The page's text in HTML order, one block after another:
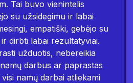
Tai buvo vienintelis
su užsidegimu ir labai
empatiški, gebėjo su
dirbti labai rezultatyviai.
užduotis, nebereikia
darbus ar paprastas
namų darbai atliekami